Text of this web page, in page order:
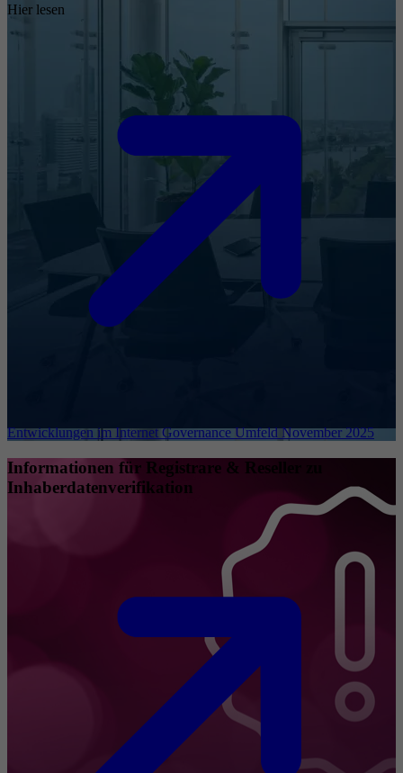
Hier lesen
Entwicklungen im Internet Governance Umfeld November 2025
Informationen für Registrare & Reseller zu
Inhaberdatenverifikation